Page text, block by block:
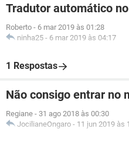
Tradutor automático
Roberto - 6 mar 2019 às 01:28
ninha25 - 6 mar 2019 às 04:17
1 Respostas
Não consigo entrar no
Regiane - 31 ago 2018 às 00:30
JocilianeOngaro - 11 jun 2019 às